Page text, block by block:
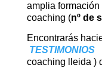
amplia
coaching (nº de
Encontrarás
TESTIMONIOS
coaching lleida )